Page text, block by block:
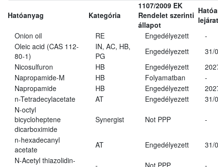
Hatóanyag Kategória
1107/2009 EK
Rendelet szerinti
állapot
Onion oil
RE Engedélyezett
-
Oleic acid (CAS 112-
80-1)
IN, AC, HB,
PG
Engedélyezett
31/
Nicosulfuron
HB Engedélyezett
Napropamide-M
HB Folyamatban
-
Napropamide
HB Engedélyezett
n-Tetradecylacetate
AT Engedélyezett
31/
N-octyl
bicycloheptene
dicarboximide
Synergist Not PPP -
n-hexadecanyl
acetate
AT Engedélyezett
31/
N-Acetyl thiazolidin-